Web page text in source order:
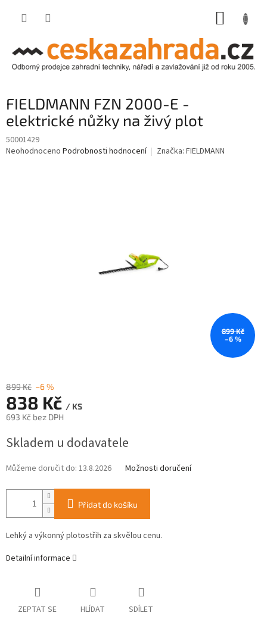
FIELDMANN FZN 2000-E -
elektrické nůžky na živý plot
50001429
Průměrné
Neohodnoceno Podrobnosti hodnocení Značka: FIELDMANN
899 Kč
–6 %
899 Kč –6 %
838 Kč / KS
693 Kč bez DPH
cena:
Skladem u dodavatele
Můžeme doručit do: 13.8.2026 Možnosti doručení
Přidat do košíku
Lehký a výkonný plotostřih za skvělou cenu.
Detailní informace
ZEPTAT SE HLÍDAT SDÍLET